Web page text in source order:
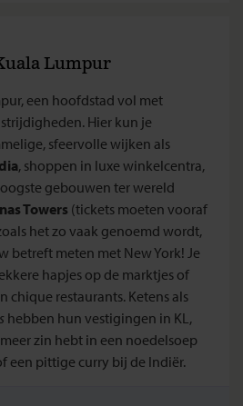
Lumpur
een hoofdstad vol met
Hier kun je
sfeervolle wijken als
, shoppen in luxe winkelcentra,
gebouwen ter wereld
Towers (tickets moeten vooraf
zoals het zo vaak genoemd wordt,
betreft meten met New York! Je
hapjes op de marktjes of
chique restaurants. Ketens als
hebben hun vestigingen in KL,
zin hebt in een noedelsoep
een pittige curry bij de Indiër.